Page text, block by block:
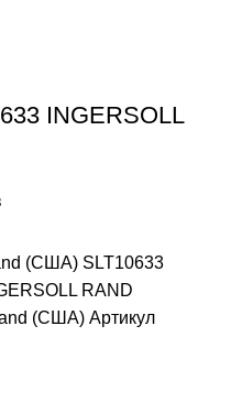
INGERSOLL
(США) SLT10633
RAND
(США) Артикул